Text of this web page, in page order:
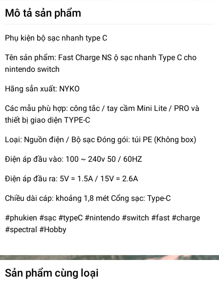
Mô tả sản phẩm
Phụ kiện bộ sạc nhanh type C
Tên sản phẩm: Fast Charge NS ộ sạc nhanh Type C cho
nintendo switch
Hãng sẳn xuất: NYKO
Các mẫu phù hợp: công tắc / tay cầm Mini Lite / PRO và
thiết bị giao diện TYPE-C
Loại: Nguồn điện / Bộ sạc Đóng gói: túi PE (Không box)
Điện áp đầu vào: 100 ~ 240v 50 / 60HZ
Điện áp đầu ra: 5V = 1.5A / 15V = 2.6A
Chiều dài cáp: khoảng 1,8 mét Cổng sạc: Type-C
#phukien #sạc #typeC #nintendo #switch #fast #charge
#spectral #Hobby
Sản phẩm cùng loại